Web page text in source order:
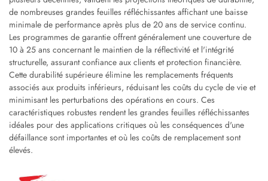
de nombreuses grandes feuilles réfléchissantes affichant une baisse
minimale de performance après plus de 20 ans de service continu.
Les programmes de garantie offrent généralement une couverture de
10 à 25 ans concernant le maintien de la réflectivité et l'intégrité
structurelle, assurant confiance aux clients et protection financière.
Cette durabilité supérieure élimine les remplacements fréquents
associés aux produits inférieurs, réduisant les coûts du cycle de vie et
minimisant les perturbations des opérations en cours. Ces
caractéristiques robustes rendent les grandes feuilles réfléchissantes
idéales pour des applications critiques où les conséquences d'une
défaillance sont importantes et où les coûts de remplacement sont
élevés.